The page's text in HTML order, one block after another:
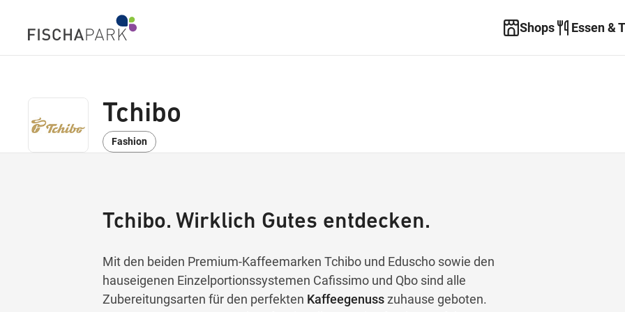
Shops Essen &
Tchibo
Fashion
Tchibo. Wirklich Gutes entdecken.
Mit den beiden Premium-Kaffeemarken Tchibo und Eduscho sowie den
hauseigenen Einzelportionssystemen Cafissimo und Qbo sind alle
Zubereitungsarten für den perfekten Kaffeegenusszuhause geboten.